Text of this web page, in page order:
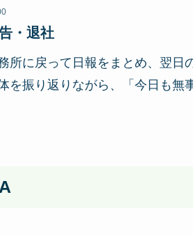
・退社
所に戻って日報をまとめ、翌日
を振り返りながら、「今日も無